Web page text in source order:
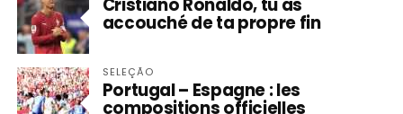
Cristiano Ronaldo, tu as
accouché de ta propre fin
SELEÇÃO
Portugal – Espagne : les
compositions officielles